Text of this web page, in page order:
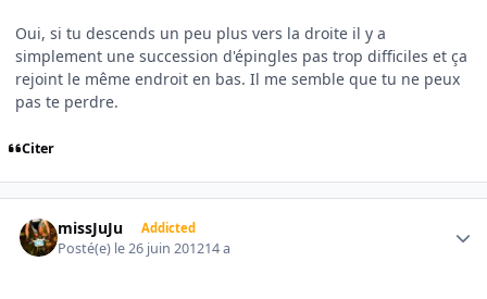
Oui, si tu descends un peu plus vers la droite il y a
simplement une succession d'épingles pas trop difficiles et ça
rejoint le même endroit en bas. Il me semble que tu ne peux
pas te perdre.
Citer
missJuJu Addicted
Posté(e) le 26 juin 201214 a